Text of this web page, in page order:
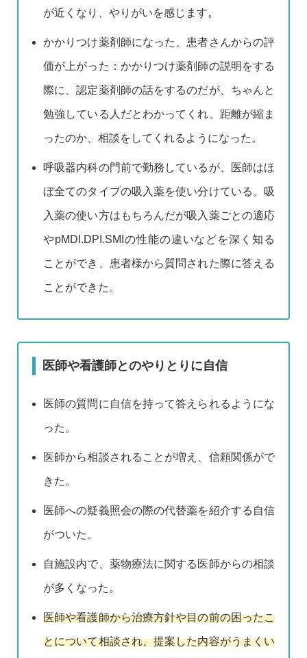
が近くなり、やりがいを感じます。
かかりつけ薬剤師になった、患者さんからの評
価が上がった：かかりつけ薬剤師の説明をする
際に、認定薬剤師の話をするのだが、ちゃんと
勉強している人だとわかってくれ、距離が縮ま
ったのか、相談をしてくれるようになった。
呼吸器内科の門前で勤務しているが、医師はほ
ぼ全てのタイプの吸入薬を使い分けている。吸
入薬の使い方はもちろんだが吸入薬ごとの適応
やpMDI.DPI.SMIの性能の違いなどを深く知る
ことができ、患者様から質問された際に答える
ことができた。
医師や看護師とのやりとりに自信
医師の質問に自信を持って答えられるようにな
った。
医師から相談されることが増え、信頼関係がで
きた。
医師への疑義照会の際の代替薬を紹介する自信
がついた。
自施設内で、薬物療法に関する医師からの相談
が多くなった。
医師や看護師から治療方針や目の前の困ったこ
とについて相談され、提案した内容がうまくい